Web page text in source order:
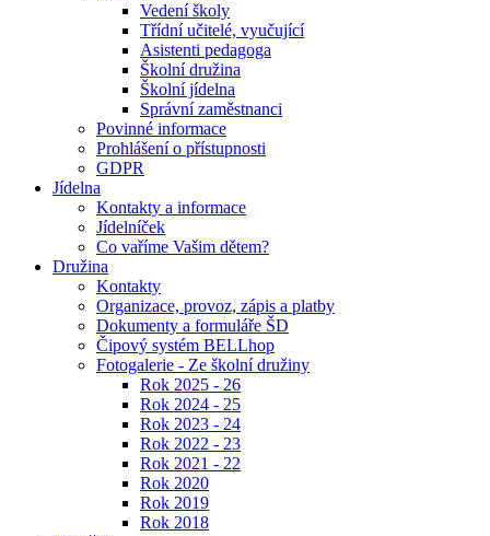
Vedení školy
Třídní učitelé, vyučující
Asistenti pedagoga
Školní družina
Školní jídelna
Správní zaměstnanci
Povinné informace
Prohlášení o přístupnosti
GDPR
Jídelna
Kontakty a informace
Jídelníček
Co vaříme Vašim dětem?
Družina
Kontakty
Organizace, provoz, zápis a platby
Dokumenty a formuláře ŠD
Čipový systém BELLhop
Fotogalerie - Ze školní družiny
Rok 2025 - 26
Rok 2024 - 25
Rok 2023 - 24
Rok 2022 - 23
Rok 2021 - 22
Rok 2020
Rok 2019
Rok 2018